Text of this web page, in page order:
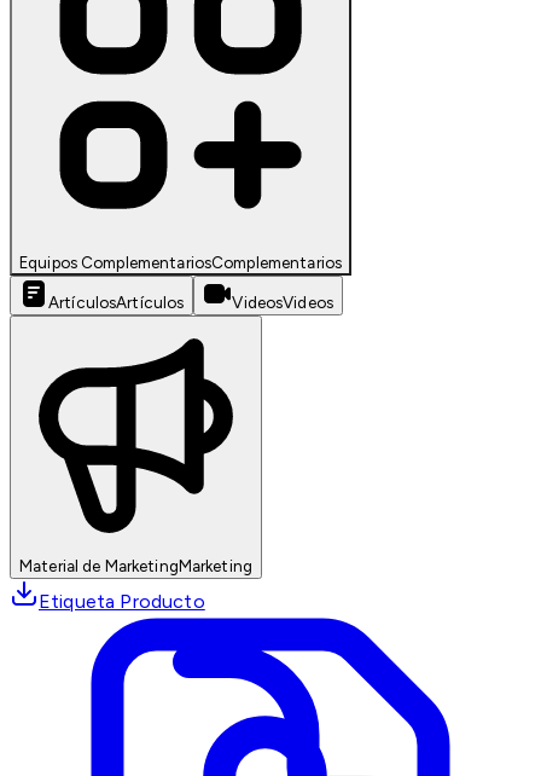
Equipos ComplementariosComplementarios
ArtículosArtículos VideosVideos
Material de MarketingMarketing
Etiqueta Producto